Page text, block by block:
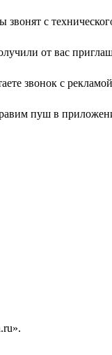
с
от вас
звонок с
пуш в